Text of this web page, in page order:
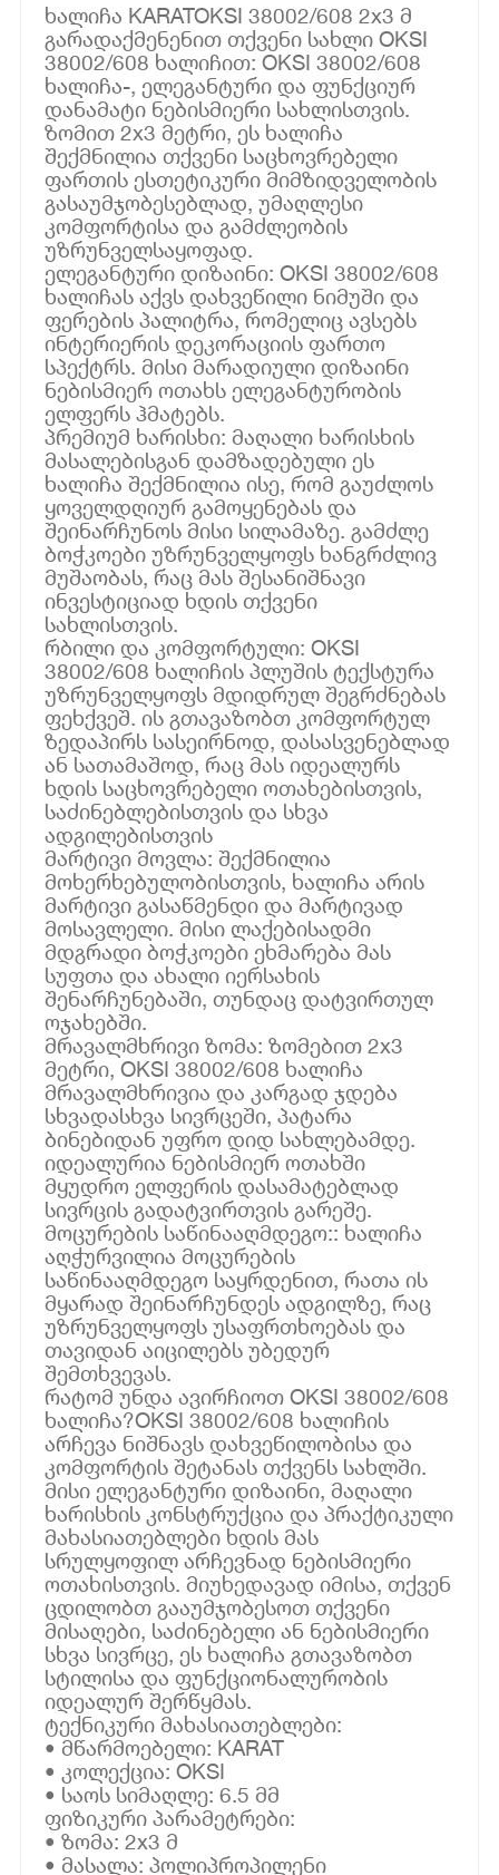
ხალიჩა KARATOKSI 38002/608 2x3 მ
გარადაქმენენით თქვენი სახლი OKSI
38002/608 ხალიჩით: OKSI 38002/608
ხალიჩა-, ელეგანტური და ფუნქციურ
დანამატი ნებისმიერი სახლისთვის.
ზომით 2x3 მეტრი, ეს ხალიჩა
შექმნილია თქვენი საცხოვრებელი
ფართის ესთეტიკური მიმზიდველობის
გასაუმჯობესებლად, უმაღლესი
კომფორტისა და გამძლეობის
უზრუნველსაყოფად.
ელეგანტური დიზაინი: OKSI 38002/608
ხალიჩას აქვს დახვეწილი ნიმუში და
ფერების პალიტრა, რომელიც ავსებს
ინტერიერის დეკორაციის ფართო
სპექტრს. მისი მარადიული დიზაინი
ნებისმიერ ოთახს ელეგანტურობის
ელფერს ჰმატებს.
პრემიუმ ხარისხი: მაღალი ხარისხის
მასალებისგან დამზადებული ეს
ხალიჩა შექმნილია ისე, რომ გაუძლოს
ყოველდღიურ გამოყენებას და
შეინარჩუნოს მისი სილამაზე. გამძლე
ბოჭკოები უზრუნველყოფს ხანგრძლივ
მუშაობას, რაც მას შესანიშნავი
ინვესტიციად ხდის თქვენი
სახლისთვის.
რბილი და კომფორტული: OKSI
38002/608 ხალიჩის პლუშის ტექსტურა
უზრუნველყოფს მდიდრულ შეგრძნებას
ფეხქვეშ. ის გთავაზობთ კომფორტულ
ზედაპირს სასეირნოდ, დასასვენებლად
ან სათამაშოდ, რაც მას იდეალურს
ხდის საცხოვრებელი ოთახებისთვის,
საძინებლებისთვის და სხვა
ადგილებისთვის
მარტივი მოვლა: შექმნილია
მოხერხებულობისთვის, ხალიჩა არის
მარტივი გასაწმენდი და მარტივად
მოსავლელი. მისი ლაქებისადმი
მდგრადი ბოჭკოები ეხმარება მას
სუფთა და ახალი იერსახის
შენარჩუნებაში, თუნდაც დატვირთულ
ოჯახებში.
მრავალმხრივი ზომა: ზომებით 2x3
მეტრი, OKSI 38002/608 ხალიჩა
მრავალმხრივია და კარგად ჯდება
სხვადასხვა სივრცეში, პატარა
ბინებიდან უფრო დიდ სახლებამდე.
იდეალურია ნებისმიერ ოთახში
მყუდრო ელფერის დასამატებლად
სივრცის გადატვირთვის გარეშე.
მოცურების საწინააღმდეგო:: ხალიჩა
აღჭურვილია მოცურების
საწინააღმდეგო საყრდენით, რათა ის
მყარად შეინარჩუნდეს ადგილზე, რაც
უზრუნველყოფს უსაფრთხოებას და
თავიდან აიცილებს უბედურ
შემთხვევას.
რატომ უნდა ავირჩიოთ OKSI 38002/608
ხალიჩა?OKSI 38002/608 ხალიჩის
არჩევა ნიშნავს დახვეწილობისა და
კომფორტის შეტანას თქვენს სახლში.
მისი ელეგანტური დიზაინი, მაღალი
ხარისხის კონსტრუქცია და პრაქტიკული
მახასიათებლები ხდის მას
სრულყოფილ არჩევნად ნებისმიერი
ოთახისთვის. მიუხედავად იმისა, თქვენ
ცდილობთ გააუმჯობესოთ თქვენი
მისაღები, საძინებელი ან ნებისმიერი
სხვა სივრცე, ეს ხალიჩა გთავაზობთ
სტილისა და ფუნქციონალურობის
იდეალურ შერწყმას.
ტექნიკური მახასიათებლები:
• მწარმოებელი: KARAT
• კოლექცია: OKSI
• საოს სიმაღლე: 6.5 მმ
ფიზიკური პარამეტრები:
• ზომა: 2x3 მ
• მასალა: პოლიპროპილენი